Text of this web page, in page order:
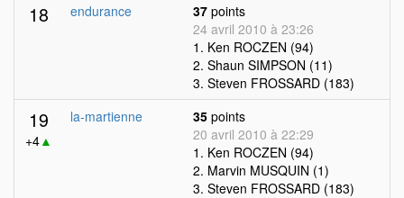
18 endurance 37 points
24 avril 2010 à 23:26
1. Ken ROCZEN (94)
2. Shaun SIMPSON (11)
3. Steven FROSSARD (183)
19
+4▲
la-martienne 35 points
20 avril 2010 à 22:29
1. Ken ROCZEN (94)
2. Marvin MUSQUIN (1)
3. Steven FROSSARD (183)